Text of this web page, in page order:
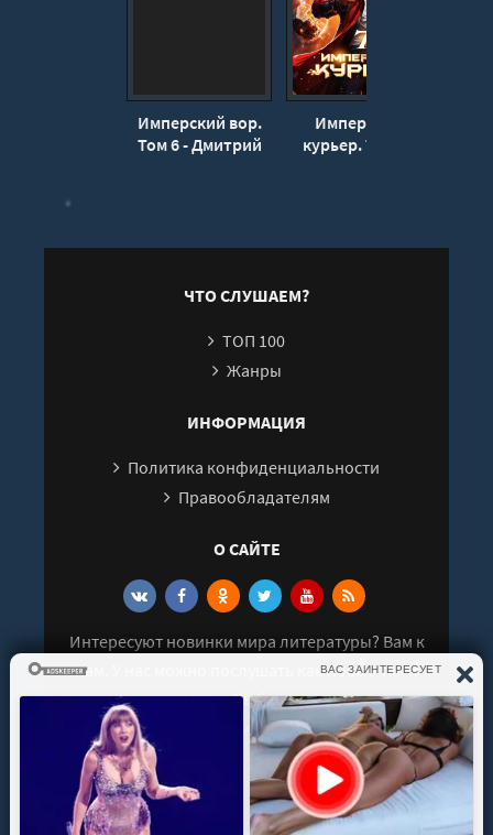
Имперский вор.
Том 6 - Дмитрий
Имперский
курьер. Том 7 -
ЧТО СЛУШАЕМ?
ТОП 100
Жанры
ИНФОРМАЦИЯ
Политика конфиденциальности
Правообладателям
О САЙТЕ
Интересуют новинки мира литературы? Вам к
нам. У нас можно послушать как новые так и
старые аудиокниги. Выбрать и поделиться с
друзьями лучшими аудиокнигами!